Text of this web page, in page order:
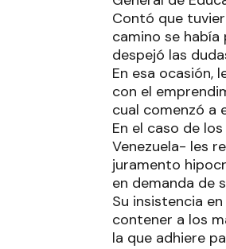
Contó que
camino se
despejó las
En esa ocasión,
con el
cual comenzó a
En el caso de
Venezuela- les
juramento
en demanda de
Su insistencia
contener a los
la que adhiere